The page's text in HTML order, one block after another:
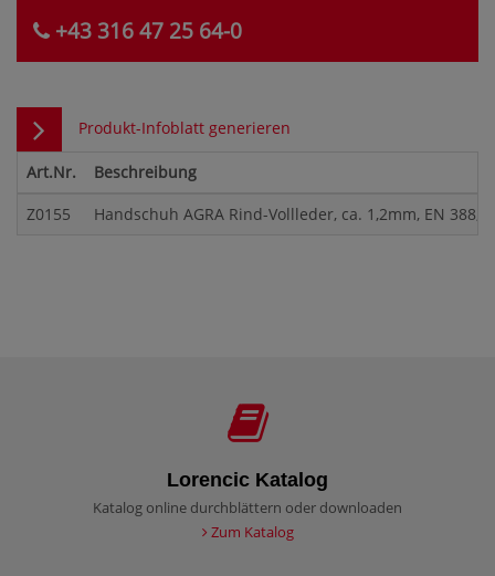
+43 316 47 25 64-0
Produkt-Infoblatt generieren
Art.Nr.
Beschreibung
Z0155
Handschuh AGRA Rind-Vollleder, ca. 1,2mm, EN 388,
Lorencic Katalog
Katalog online durchblättern oder downloaden
Zum Katalog